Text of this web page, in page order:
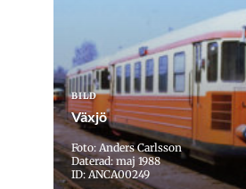
BILD
Växjö
Foto: Anders Carlsson
Daterad: maj 1988
ID: ANCA00249